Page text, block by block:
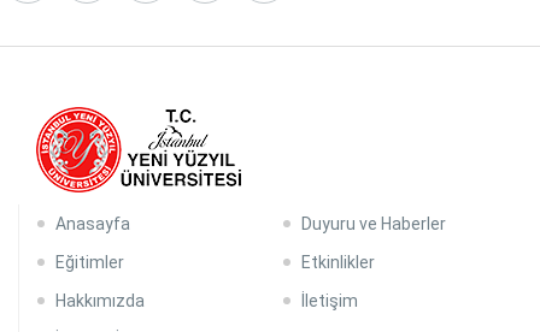
Anasayfa
Duyuru ve Haberler
Eğitimler
Etkinlikler
Hakkımızda
İletişim